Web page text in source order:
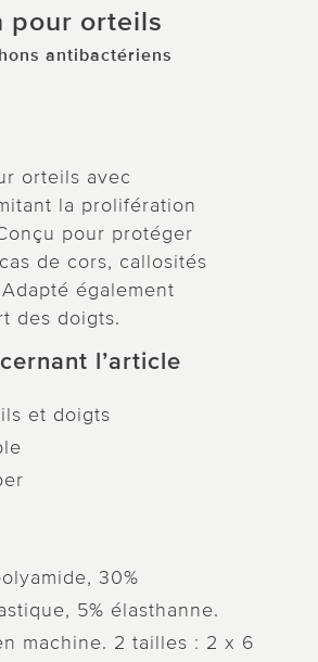
pour orteils
antibactériens
orteils avec
la prolifération
pour protéger
de cors, callosités
également
des doigts.
l’article
et doigts
30%
5% élasthanne.
machine. 2 tailles : 2 x 6